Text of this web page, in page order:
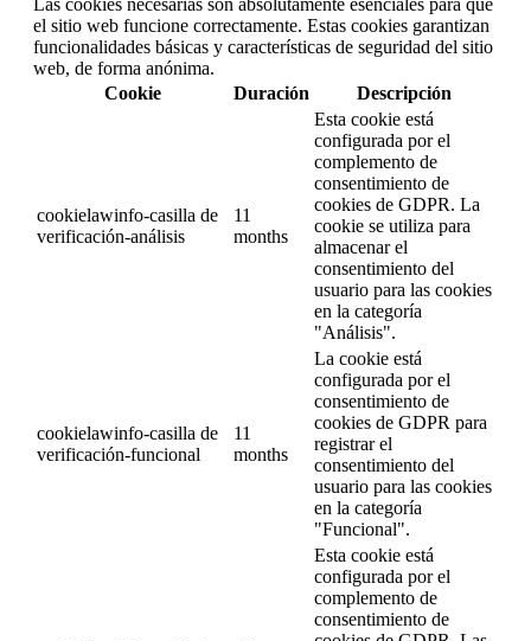
Las cookies necesarias son absolutamente esenciales para que
el sitio web funcione correctamente. Estas cookies garantizan
funcionalidades básicas y características de seguridad del sitio
web, de forma anónima.
Cookie
Duración Descripción
cookielawinfo-casilla de
verificación-análisis
11
months
Esta cookie está
configurada por el
complemento de
consentimiento de
cookies de GDPR. La
cookie se utiliza para
almacenar el
consentimiento del
usuario para las cookies
en la categoría
"Análisis".
cookielawinfo-casilla de
verificación-funcional
11
months
La cookie está
configurada por el
consentimiento de
cookies de GDPR para
registrar el
consentimiento del
usuario para las cookies
en la categoría
"Funcional".
Esta cookie está
configurada por el
complemento de
consentimiento de